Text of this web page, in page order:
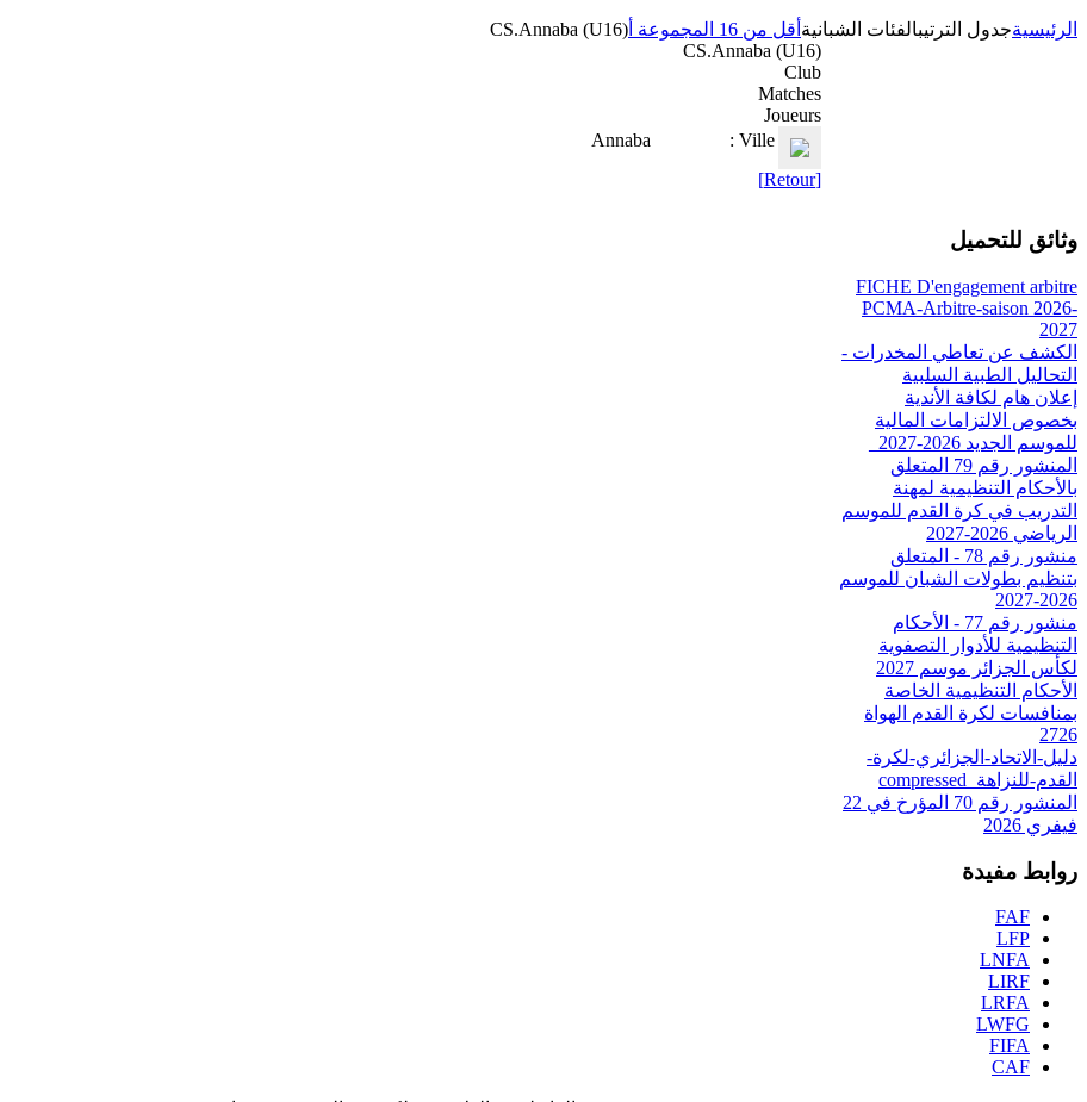
الرئيسيةجدول الترتيبالفئات الشبانية أقل من 16 المجموعة أ
CS.Annaba (U16)
CS.Annaba (U16)
Club
Matches
Joueurs
Ville :
Annaba
[Retour]
وثائق للتحميل
FICHE D'engagement arbitre
PCMA-Arbitre-saison 2026-
2027
الكشف عن تعاطي المخدرات -
التحاليل الطبية السلبية
إعلان هام لكافة الأندية
بخصوص الالتزامات المالية
للموسم الجديد 2026-2027_
المنشور رقم 79 المتعلق
بالأحكام التنظيمية لمهنة
التدريب في كرة القدم للموسم
الرياضي 2026-2027
منشور رقم 78 - المتعلق
بتنظيم بطولات الشبان للموسم
2026-2027
منشور رقم 77 - الأحكام
التنظيمية للأدوار التصفوية
لكأس الجزائر موسم 2027
الأحكام التنظيمية الخاصة
بمنافسات لكرة القدم الهواة
2726
دليل-الاتحاد-الجزائري-لكرة-
القدم-للنزاهة_compressed
المنشور رقم 70 المؤرخ في 22
فيفري 2026
روابط مفيدة
FAF
LFP
LNFA
LIRF
LRFA
LWFG
FIFA
CAF